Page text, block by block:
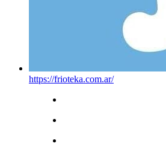
https://frioteka.com.ar/